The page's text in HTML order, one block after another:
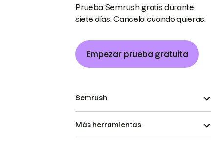
Prueba Semrush gratis durante
siete días. Cancela cuando quieras.
Empezar prueba gratuita
Semrush
Más herramientas